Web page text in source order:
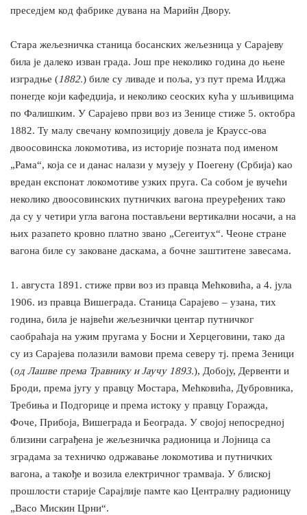
преседјем код фабрике дувана на Марийн Двору.
Стара жељезничка станица босанских жељезница у Сарајеву
била је далеко изван града. Још пре неколико година до њене
изградње (1882.) биле су ливаде и поља, уз пут према Илджа
понегде који кафедџија, и неколико сеоских кућа у шљивицима
по Фалишким. У Сарајево први воз из Зенице стиже 5. октобра
1882. Ту малу свечану композицију довела је Краусс-ова
двоосовинска локомотива, из историје позната под именом
„Рама“, која се и данас налази у музеју у Поегену (Србија) као
вредан експонат локомотиве узких пруга. Са собом је вучећи
неколико двоосовинских путничких вагона преуређених тако
да су у четири угла вагона постављени вертикални носачи, а на
њих разапето кровно платно звано „Сегеитух“. Чеоне стране
вагона биле су заковане даскама, а бочне заштитене завесама.
1. августа 1891. стиже први воз из правца Мећковића, а 4. јула
1906. из правца Вишеграда. Станица Сарајево – узана, тих
година, била је највећи жељезнички центар путничког
саобраћаја на ужим пругама у Босни и Херцеговини, тако да
су из Сарајева полазили вамови према северу тј. према Зеници
(од Лашве према Травнику и Јаучу 1893.), Добоју, Дервенти и
Броди, према југу у правцу Мостара, Мећковића, Дубровника,
Требиња и Подгорице и према истоку у правцу Горажда,
Фоче, Прибоја, Вишеграда и Београда. У својој непосредној
близини саграђена је жељезничка радионица и Лојница са
зградама за техничко одржавање локомотива и путничких
вагона, а такође и возила електричног трамваја. У блиској
прошлости старије Сарајлије памте као Централну радионицу
„Васо Мискин Црни“.